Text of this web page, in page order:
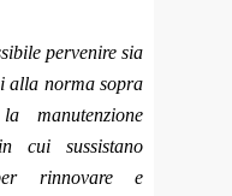
pervenire sia
alla norma sopra
manutenzione
cui sussistano
rinnovare e